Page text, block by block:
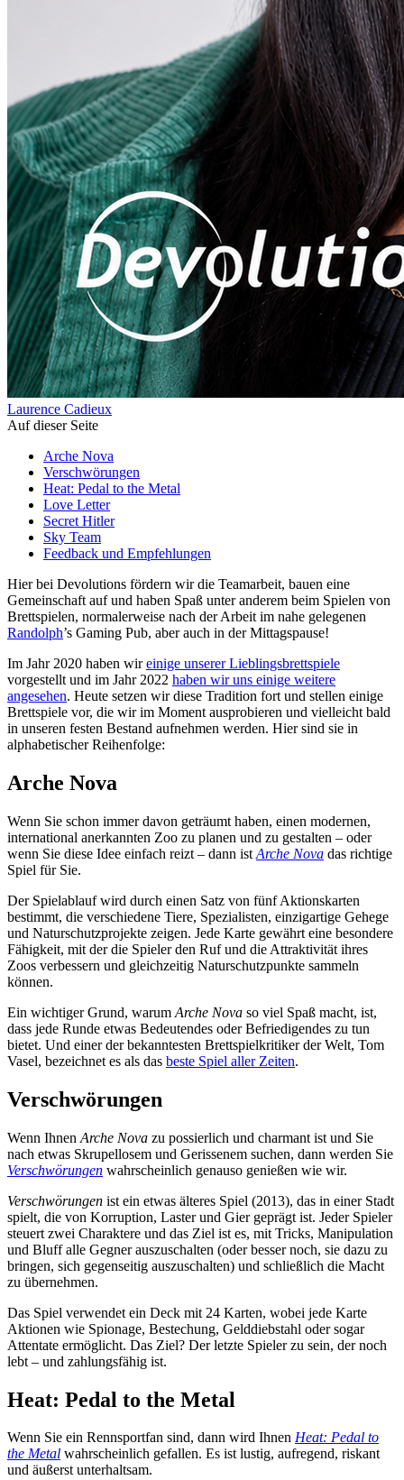
Laurence Cadieux
Auf dieser Seite
Arche Nova
Verschwörungen
Heat: Pedal to the Metal
Love Letter
Secret Hitler
Sky Team
Feedback und Empfehlungen
Hier bei Devolutions fördern wir die Teamarbeit, bauen eine
Gemeinschaft auf und haben Spaß unter anderem beim Spielen von
Brettspielen, normalerweise nach der Arbeit im nahe gelegenen
Randolph’s Gaming Pub, aber auch in der Mittagspause!
Im Jahr 2020 haben wireinige unserer Lieblingsbrettspiele
vorgestellt und im Jahr 2022 haben wir uns einige weitere
angesehen. Heute setzen wir diese Tradition fort und stellen einige
Brettspiele vor, die wir im Moment ausprobieren und vielleicht bald
in unseren festen Bestand aufnehmen werden. Hier sind sie in
alphabetischer Reihenfolge:
Arche Nova
Wenn Sie schon immer davon geträumt haben, einen modernen,
international anerkannten Zoo zu planen und zu gestalten – oder
wenn Sie diese Idee einfach reizt – dann ist Arche Nova das richtige
Spiel für Sie.
Der Spielablauf wird durch einen Satz von fünf Aktionskarten
bestimmt, die verschiedene Tiere, Spezialisten, einzigartige Gehege
und Naturschutzprojekte zeigen. Jede Karte gewährt eine besondere
Fähigkeit, mit der die Spieler den Ruf und die Attraktivität ihres
Zoos verbessern und gleichzeitig Naturschutzpunkte sammeln
können.
Ein wichtiger Grund, warum Arche Nova so viel Spaß macht, ist,
dass jede Runde etwas Bedeutendes oder Befriedigendes zu tun
bietet. Und einer der bekanntesten Brettspielkritiker der Welt, Tom
Vasel, bezeichnet es als das beste Spiel aller Zeiten.
Verschwörungen
Wenn Ihnen Arche Nova zu possierlich und charmant ist und Sie
nach etwas Skrupellosem und Gerissenem suchen, dann werden Sie
Verschwörungen wahrscheinlich genauso genießen wie wir.
Verschwörungen ist ein etwas älteres Spiel (2013), das in einer Stadt
spielt, die von Korruption, Laster und Gier geprägt ist. Jeder Spieler
steuert zwei Charaktere und das Ziel ist es, mit Tricks, Manipulation
und Bluff alle Gegner auszuschalten (oder besser noch, sie dazu zu
bringen, sich gegenseitig auszuschalten) und schließlich die Macht
zu übernehmen.
Das Spiel verwendet ein Deck mit 24 Karten, wobei jede Karte
Aktionen wie Spionage, Bestechung, Gelddiebstahl oder sogar
Attentate ermöglicht. Das Ziel? Der letzte Spieler zu sein, der noch
lebt – und zahlungsfähig ist.
Heat: Pedal to the Metal
Wenn Sie ein Rennsportfan sind, dann wird Ihnen Heat: Pedal to
the Metal wahrscheinlich gefallen. Es ist lustig, aufregend, riskant
und äußerst unterhaltsam.